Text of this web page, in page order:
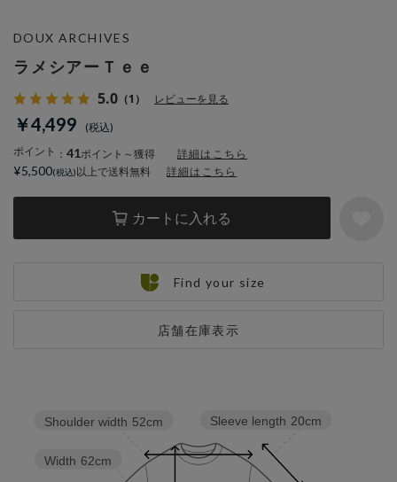
ラメシアーＴｅｅ
5.0 （1） レビューを見る
￥4,499
ポイント ： 41ポイント～獲得 詳細はこちら
カートに入れる
店舗在庫表示
DOUX ARCHIVES
¥5,500 以上で送料無料 詳細はこちら
Find your size
Sleeve length 20cm
Width 62cm
Shoulder width 52cm